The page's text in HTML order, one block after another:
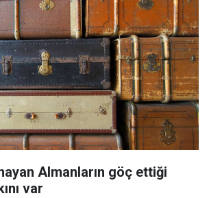
Almanların göç ettiği
var